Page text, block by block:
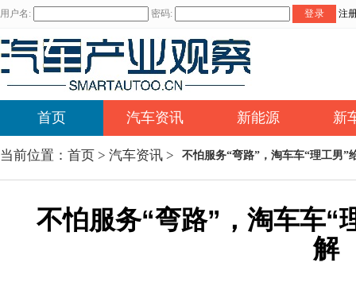
用户名: 密码: 登录 注
首页 汽车资讯 新能源 新
当前位置： 首页 > 汽车资讯 > 不怕服务“弯路”，淘车车“理工男”
不怕服务“弯路”，淘车车“
解